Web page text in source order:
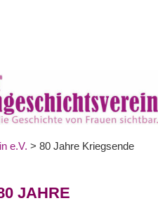
e.V. > 80 Jahre Kriegsende
JAHRE